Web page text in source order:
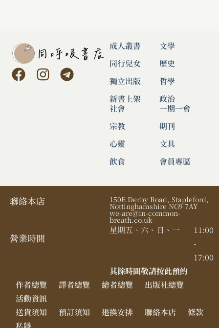
成人叢書
同行兒女
獨立出版
新書上架
文學
歷史
哲學
政治
社會
宗教
心靈
飲食
一期一會
期刊
文具
會員專區
聯絡本店 150E Derby Road, Stapleford,
Nottinghamshire NG9 7AY
we-are@in-common-
breath.co.uk
營業時間​
星期五、六、日、一
11:00
-
17:00
其餘時間敬請按此預約
作者總覽
譯者總覽 繪者總覽
出版社總覽
活動資訊
送貨須知
預訂須知 退換安排 聯絡本店
條款
私隱